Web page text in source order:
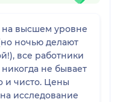
на высшем уровне
ночью делают
все работники
не бывает
и чисто. Цены
исследование